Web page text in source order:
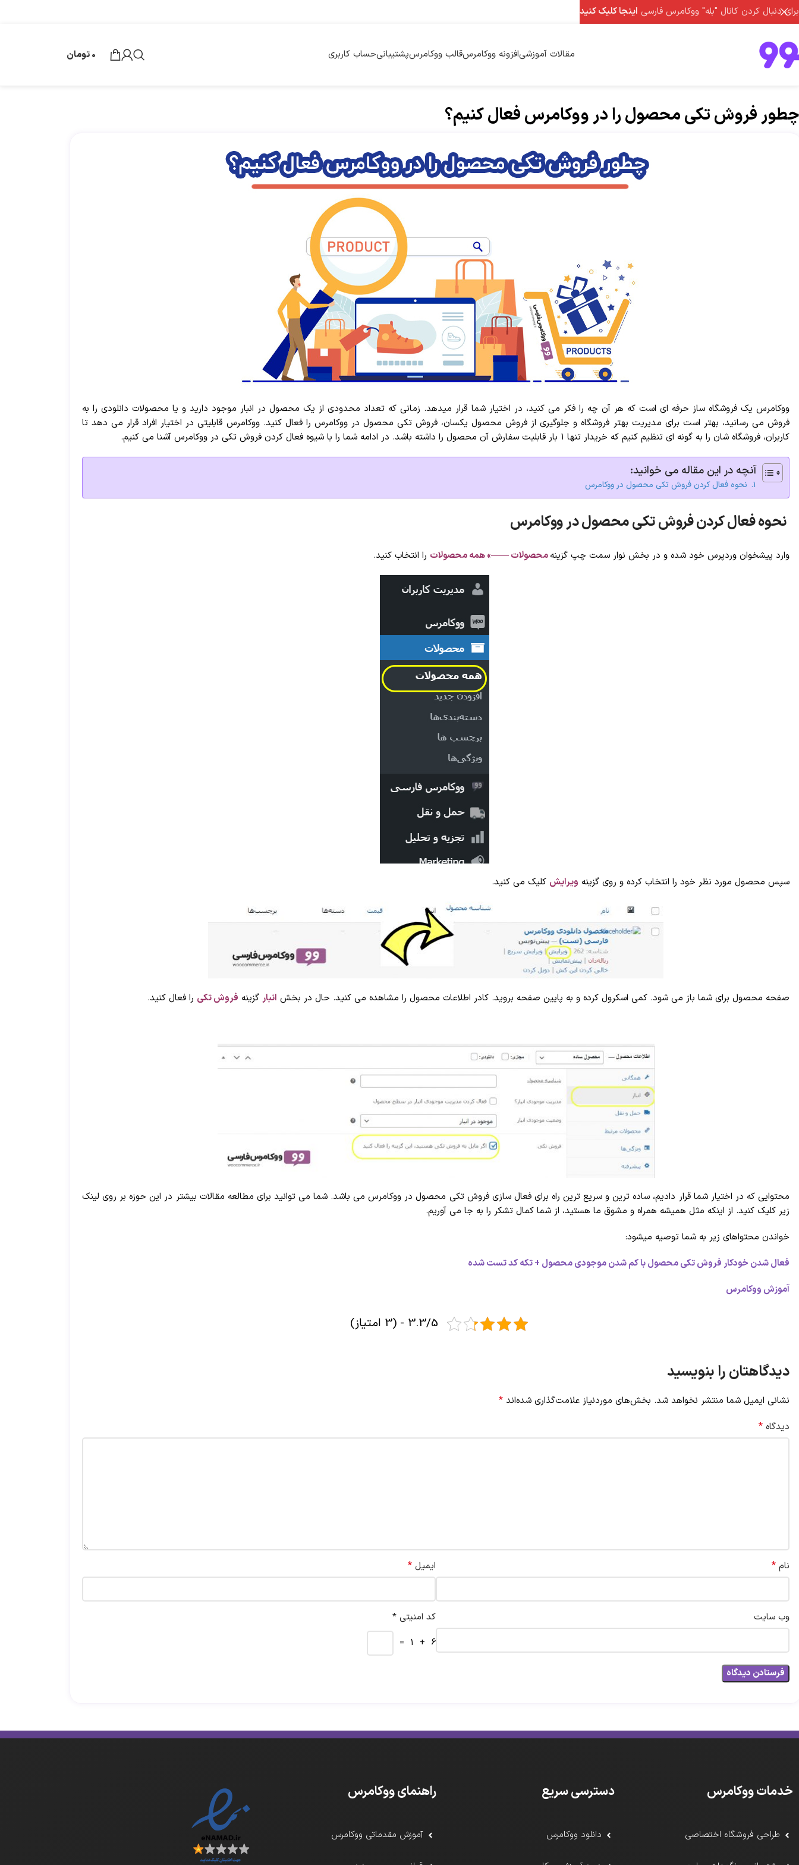
مقالات آموزشیافزونه ووکامرسقالب ووکامرسپشتیبانیحساب کاربری 0تومان
چطور فروش تکی محصول را در ووکامرس فعال کنیم؟
ووکامرس یک فروشگاه ساز حرفه ای است که هر آن چه را فکر می کنید، در اختیار شما قرار میدهد. زمانی که تعداد محدودی از یک محصول در انبار موجود دارید و یا محصولات دانلودی را به
فروش می رسانید، بهتر است برای مدیریت بهتر فروشگاه و جلوگیری از فروش محصول یکسان، فروش تکی محصول در ووکامرس را فعال کنید. ووکامرس قابلیتی در اختیار افراد قرار می دهد تا
کاربران، فروشگاه شان را به گونه ای تنظیم کنیم که خریدار تنها 1 بار قابلیت سفارش آن محصول را داشته باشد. در ادامه شما را با شیوه فعال کردن فروش تکی در ووکامرس آشنا می کنیم.
آنچه در این مقاله می خوانید:
نحوه فعال کردن فروش تکی محصول در ووکامرس
نحوه فعال کردن فروش تکی محصول در ووکامرس
وارد پیشخوان وردپرس خود شده و در بخش نوار سمت چپ گزینهمحصولات ——» همه محصولات را انتخاب کنید.
سپس محصول مورد نظر خود را انتخاب کرده و روی گزینه ویرایش کلیک می کنید.
صفحه محصول برای شما باز می شود. کمی اسکرول کرده و به پایین صفحه بروید. کادر اطلاعات محصول را مشاهده می کنید. حال در بخش انبار گزینه فروش تکی را فعال کنید.
محتوایی که در اختیار شما قرار دادیم، ساده ترین و سریع ترین راه برای فعال سازی فروش تکی محصول در ووکامرس می باشد. شما می توانید برای مطالعه مقالات بیشتر در این حوزه بر روی لینک
زیر کلیک کنید. از اینکه مثل همیشه همراه و مشوق ما هستید، از شما کمال تشکر را به جا می آوریم.
خواندن محتواهای زیر به شما توصیه میشود:
فعال شدن خودکار فروش تکی محصول با کم شدن موجودی محصول + تکه کد تست شده
آموزش ووکامرس
3.3/5 - (3 امتیاز)
دیدگاهتان را بنویسید
نشانی ایمیل شما منتشر نخواهد شد. بخش‌های موردنیاز علامت‌گذاری شده‌اند *
دیدگاه *
نام * ایمیل *
وب‌ سایت
کد امنیتی *
6 + 1 =
خدمات ووکامرس
طراحی فروشگاه اختصاصی
دسترسی سریع
دانلود ووکامرس
راهنمای ووکامرس
آموزش مقدماتی ووکامرس
برای دنبال کردن کانال "بله" ووکامرس فارسی اینجا کلیک کنید